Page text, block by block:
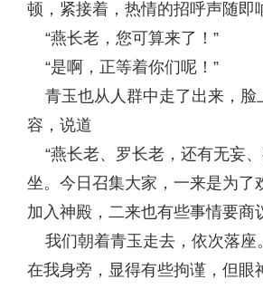
顿，紧接着，热情的招呼声随即
“燕长老，您可算来了！”
“是啊，正等着你们呢！”
青玉也从人群中走了出来，脸
容，说道
“燕长老、罗长老，还有无妄
坐。今日召集大家，一来是为了
加入神殿，二来也有些事情要商
我们朝着青玉走去，依次落座
在我身旁，显得有些拘谨，但眼